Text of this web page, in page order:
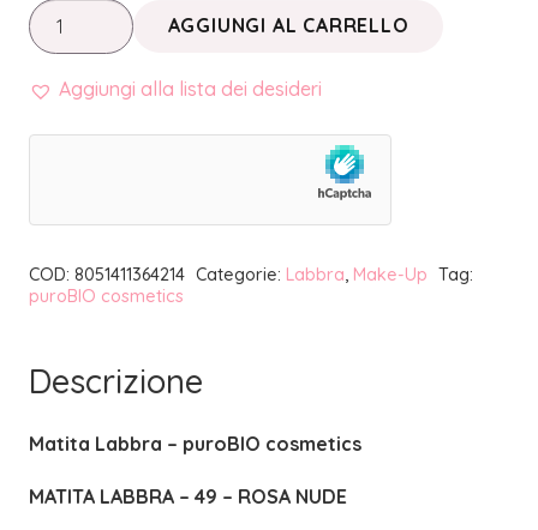
MATITA
LABBRA
49
quantità
AGGIUNGI AL CARRELLO
Aggiungi alla lista dei desideri
COD: 8051411364214 Categorie: Labbra, Make-Up Tag:
puroBIO cosmetics
Descrizione
Matita Labbra – puroBIO cosmetics
MATITA LABBRA – 49 – ROSA NUDE